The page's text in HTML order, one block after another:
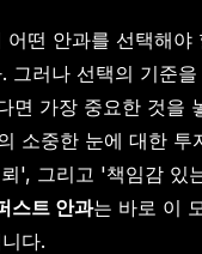
어떤 안과를 선택해야
그러나 선택의 기준
면 가장 중요한 것을
소중한 눈에 대한 투
', 그리고 '책임감 있
스트 안과는 바로 이
다.